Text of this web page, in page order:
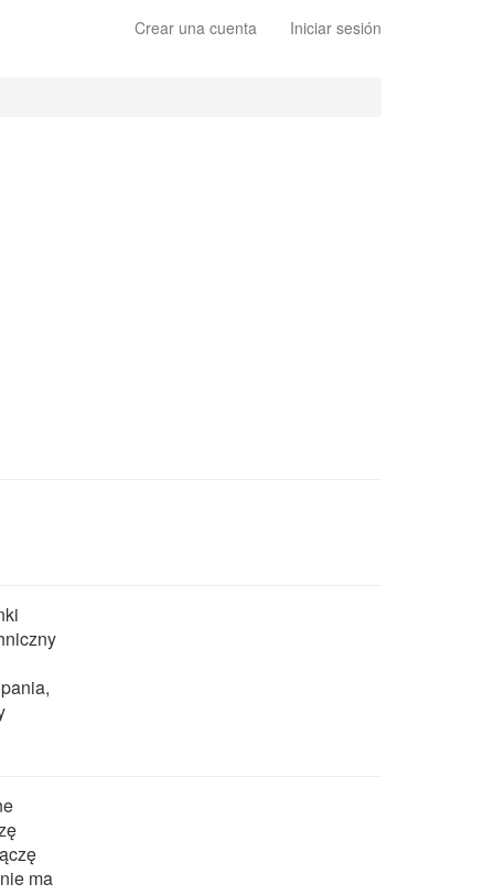
Crear una cuenta Iniciar sesión
ma